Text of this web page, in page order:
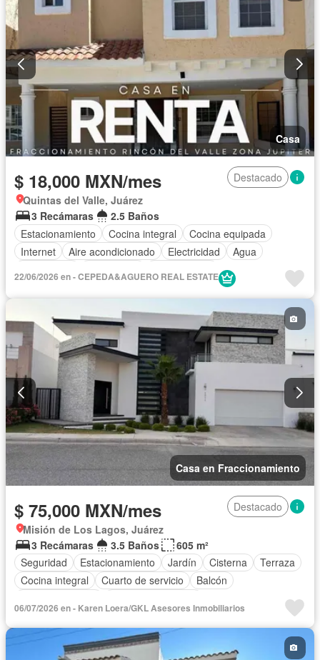
Casa
$ 18,000 MXN/mes
Destacado
Quintas del Valle, Juárez
3 Recámaras
2.5 Baños
Estacionamiento
Cocina integral
Cocina equipada
Internet
Aire acondicionado Electricidad
Agua
22/06/2026 en - CEPEDA&AGUERO REAL ESTATE
Casa en Fraccionamiento
$ 75,000 MXN/mes
Destacado
Misión de Los Lagos, Juárez
3 Recámaras
3.5 Baños
605 m²
Seguridad
Estacionamiento Jardín Cisterna
Terraza
Cocina integral
Cuarto de servicio
Balcón
Circuito cerrado de televisión
Electricidad
Jacuzzi
Calefacción Gas natural
Recámara con closet
Caseta de vigilancia
Conserje
06/07/2026 en - Karen Loera/GKL Asesores Inmobiliarios